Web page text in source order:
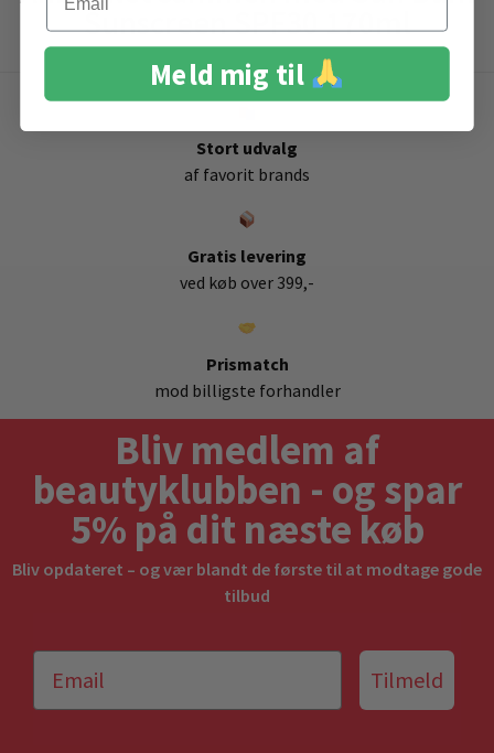
Sunscreen SPF30 170ml
Stort udvalg
af favorit brands
Gratis levering
ved køb over 399,-
Prismatch
mod billigste forhandler
Bliv medlem af
beautyklubben - og spar
5% på dit næste køb
Bliv opdateret – og vær blandt de første til at modtage gode
tilbud
Tilmeld
Meld mig til